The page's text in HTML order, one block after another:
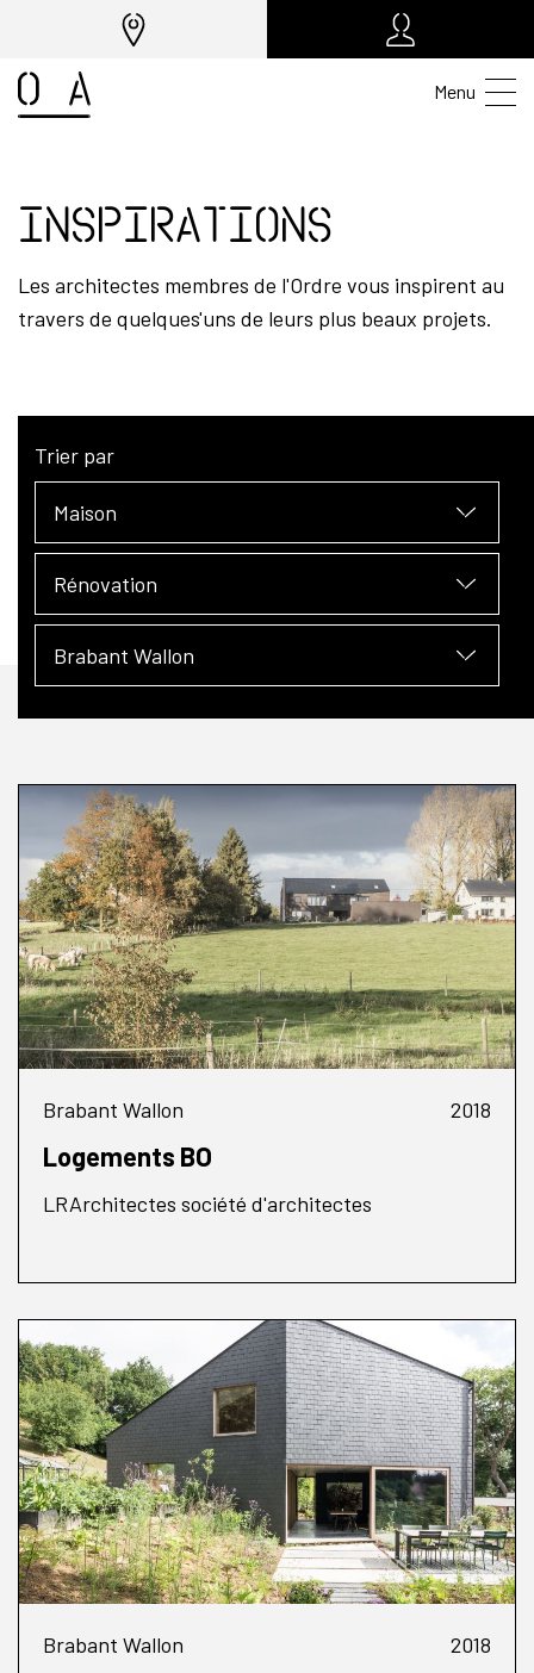
Menu
Inspirations
Les architectes membres de l'Ordre vous inspirent au
travers de quelques'uns de leurs plus beaux projets.
Trier par
Maison
Rénovation
Brabant Wallon
Brabant Wallon 2018
Logements BO
LRArchitectes société d'architectes
Brabant Wallon 2018